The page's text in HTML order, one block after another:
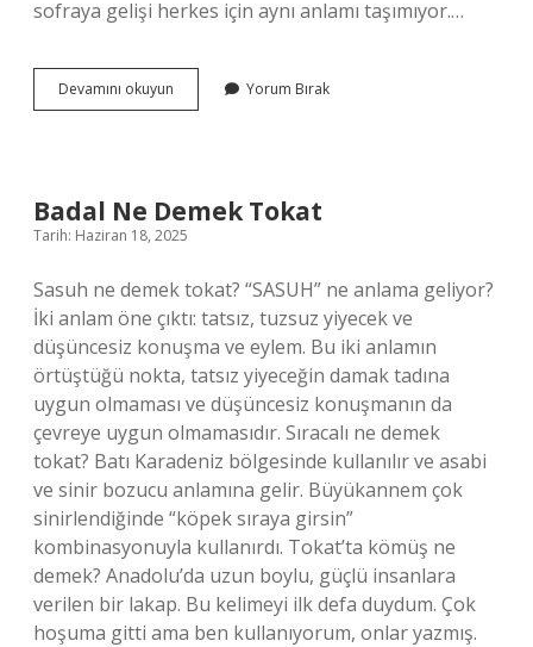
sofraya gelişi herkes için aynı anlamı taşımıyor.…
Devamını okuyun
ne
?
Yorum Bırak
Badal Ne Demek Tokat
Tarih: Haziran 18, 2025
Sasuh ne demek tokat? “SASUH” ne anlama geliyor?
İki anlam öne çıktı: tatsız, tuzsuz yiyecek ve
düşüncesiz konuşma ve eylem. Bu iki anlamın
örtüştüğü nokta, tatsız yiyeceğin damak tadına
uygun olmaması ve düşüncesiz konuşmanın da
çevreye uygun olmamasıdır. Sıracalı ne demek
tokat? Batı Karadeniz bölgesinde kullanılır ve asabi
ve sinir bozucu anlamına gelir. Büyükannem çok
sinirlendiğinde “köpek sıraya girsin”
kombinasyonuyla kullanırdı. Tokat’ta kömüş ne
demek? Anadolu’da uzun boylu, güçlü insanlara
verilen bir lakap. Bu kelimeyi ilk defa duydum. Çok
hoşuma gitti ama ben kullanıyorum, onlar yazmış.